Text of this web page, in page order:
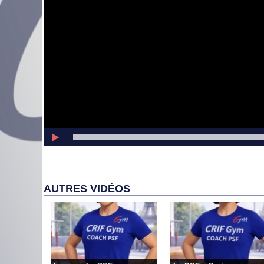
AUTRES VIDÉOS